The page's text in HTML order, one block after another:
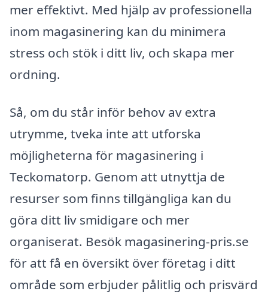
mer effektivt. Med hjälp av professionella
inom magasinering kan du minimera
stress och stök i ditt liv, och skapa mer
ordning.
Så, om du står inför behov av extra
utrymme, tveka inte att utforska
möjligheterna för magasinering i
Teckomatorp. Genom att utnyttja de
resurser som finns tillgängliga kan du
göra ditt liv smidigare och mer
organiserat. Besök magasinering-pris.se
för att få en översikt över företag i ditt
område som erbjuder pålitlig och prisvärd